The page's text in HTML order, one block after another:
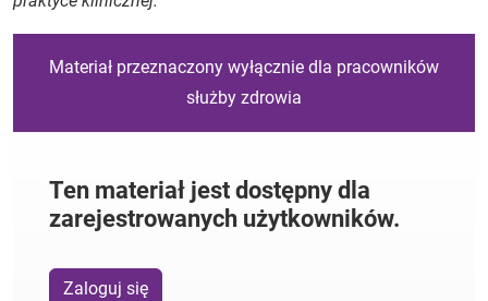
Materiał przeznaczony wyłącznie dla pracowników
służby zdrowia
Ten materiał jest dostępny dla
zarejestrowanych użytkowników.
Zaloguj się